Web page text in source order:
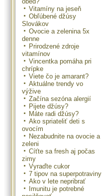
Vitamíny na jeseň
Obľúbené džúsy
Slovákov
Ovocie a zelenina 5x
denne
Prirodzené zdroje
vitamínov
Vincentka pomáha pri
chrípke
Viete čo je amarant?
Aktuálne trendy vo
výžive
Začína sezóna alergií
Pijete džúsy?
Máte radi džúsy?
Ako spriateliť deti s
ovocím
Nezabudnite na ovocie a
zeleni
Cíťte sa fresh aj počas
zimy
Vyraďte cukor
7 tipov na superpotraviny
Ako v lete nepribrať
Imunitu je potrebné